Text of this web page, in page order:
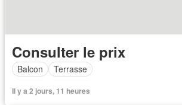
Consulter le prix
Balcon Terrasse
Il y a 2 jours, 11 heures